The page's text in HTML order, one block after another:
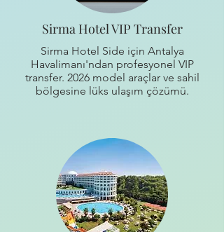
Sirma Hotel VIP Transfer
Sirma Hotel Side için Antalya
Havalimanı'ndan profesyonel VIP
transfer. 2026 model araçlar ve sahil
bölgesine lüks ulaşım çözümü.